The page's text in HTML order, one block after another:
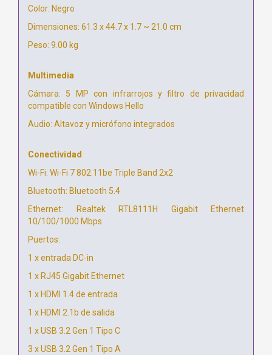
Color: Negro
Dimensiones: 61.3 x 44.7 x 1.7 ~ 21.0 cm
Peso: 9.00 kg
Multimedia
Cámara: 5 MP con infrarrojos y filtro de privacidad
compatible con Windows Hello
Audio: Altavoz y micrófono integrados
Conectividad
Wi-Fi: Wi-Fi 7 802.11be Triple Band 2x2
Bluetooth: Bluetooth 5.4
Ethernet: Realtek RTL8111H Gigabit Ethernet
10/100/1000 Mbps
Puertos:
1 x entrada DC-in
1 x RJ45 Gigabit Ethernet
1 x HDMI 1.4 de entrada
1 x HDMI 2.1b de salida
1 x USB 3.2 Gen 1 Tipo C
3 x USB 3.2 Gen 1 Tipo A